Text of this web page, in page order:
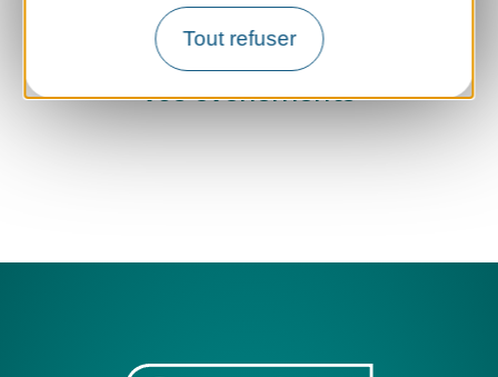
Tout refuser
Les animations et
accompagnements pour
vos évènements